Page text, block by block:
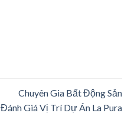
Chuyên Gia Bất Động Sản
Đánh Giá Vị Trí Dự Án La Pura